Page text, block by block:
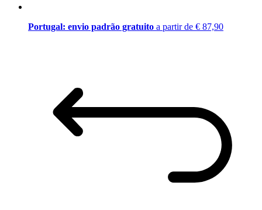
Portugal: envio padrão gratuito a partir de € 87,90